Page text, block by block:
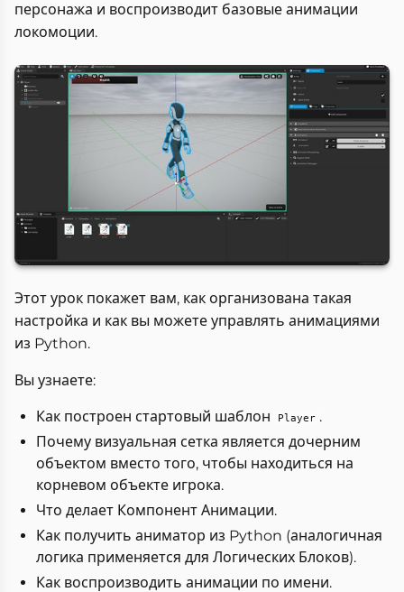
персонажа и воспроизводит базовые анимации
локомоции.
Этот урок покажет вам, как организована такая
настройка и как вы можете управлять анимациями
из Python.
Вы узнаете:
Как построен стартовый шаблон Player .
Почему визуальная сетка является дочерним
объектом вместо того, чтобы находиться на
корневом объекте игрока.
Что делает Компонент Анимации.
Как получить аниматор из Python (аналогичная
логика применяется для Логических Блоков).
Как воспроизводить анимации по имени.